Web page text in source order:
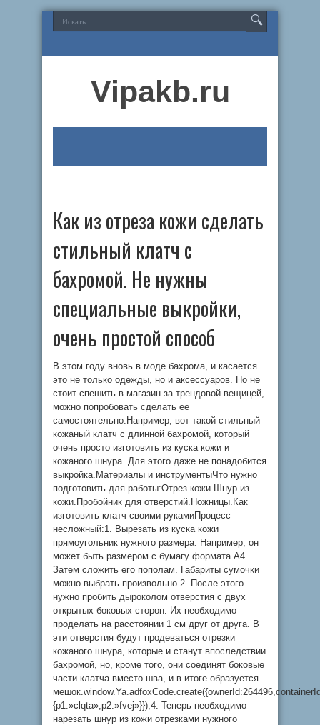
Vipakb.ru
Как из отреза кожи сделать
стильный клатч с
бахромой. Не нужны
специальные выкройки,
очень простой способ
В этом году вновь в моде бахрома, и касается
это не только одежды, но и аксессуаров. Но не
стоит спешить в магазин за трендовой вещицей,
можно попробовать сделать ее
самостоятельно.Например, вот такой стильный
кожаный клатч с длинной бахромой, который
очень просто изготовить из куска кожи и
кожаного шнура. Для этого даже не понадобится
выкройка.Материалы и инструментыЧто нужно
подготовить для работы:Отрез кожи.Шнур из
кожи.Пробойник для отверстий.Ножницы.Как
изготовить клатч своими рукамиПроцесс
несложный:1. Вырезать из куска кожи
прямоугольник нужного размера. Например, он
может быть размером с бумагу формата А4.
Затем сложить его пополам. Габариты сумочки
можно выбрать произвольно.2. После этого
нужно пробить дыроколом отверстия с двух
открытых боковых сторон. Их необходимо
проделать на расстоянии 1 см друг от друга. В
эти отверстия будут продеваться отрезки
кожаного шнура, которые и станут впоследствии
бахромой, но, кроме того, они соединят боковые
части клатча вместо шва, и в итоге образуется
{p1:»clqta»,p2:»fvej»}});4. Теперь необходимо
нарезать шнур из кожи отрезками нужного